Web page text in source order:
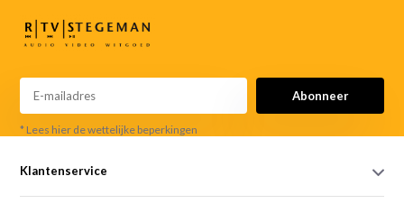
Abonneer
* Lees hier de wettelijke beperkingen
Klantenservice